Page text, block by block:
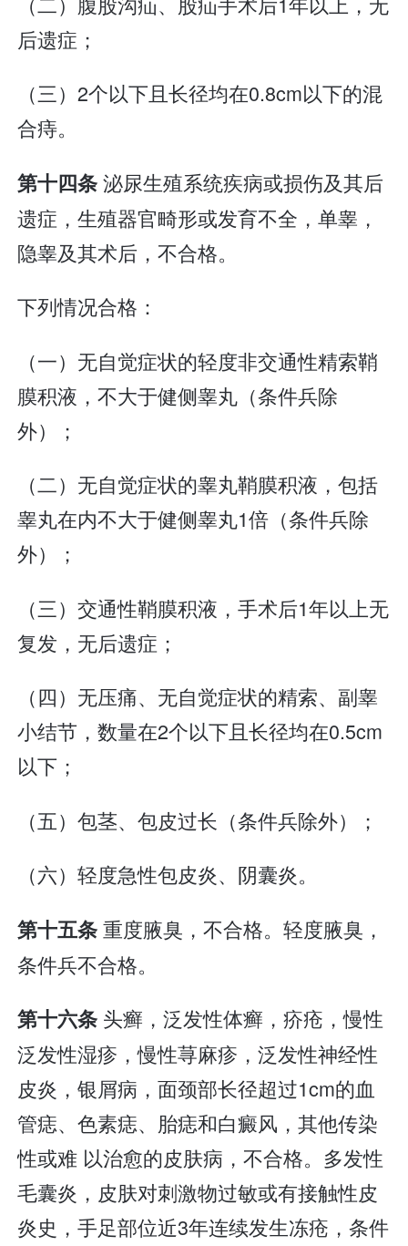
后遗症；
（三）2个以下且长径均在0.8cm以下的混
合痔。
第十四条泌尿生殖系统疾病或损伤及其后
遗症，生殖器官畸形或发育不全，单睾，
隐睾及其术后，不合格。
下列情况合格：
（一）无自觉症状的轻度非交通性精索鞘
膜积液，不大于健侧睾丸（条件兵除
外）；
（二）无自觉症状的睾丸鞘膜积液，包括
睾丸在内不大于健侧睾丸1倍（条件兵除
外）；
（三）交通性鞘膜积液，手术后1年以上无
复发，无后遗症；
（四）无压痛、无自觉症状的精索、副睾
小结节，数量在2个以下且长径均在0.5cm
以下；
（五）包茎、包皮过长（条件兵除外）；
（六）轻度急性包皮炎、阴囊炎。
第十五条重度腋臭，不合格。轻度腋臭，
条件兵不合格。
第十六条 头癣，泛发性体癣，疥疮，慢性
泛发性湿疹，慢性荨麻疹，泛发性神经性
皮炎，银屑病，面颈部长径超过1cm的血
管痣、色素痣、胎痣和白癜风，其他传染
性或难 以治愈的皮肤病，不合格。多发性
毛囊炎，皮肤对刺激物过敏或有接触性皮
炎史，手足部位近3年连续发生冻疮，条件